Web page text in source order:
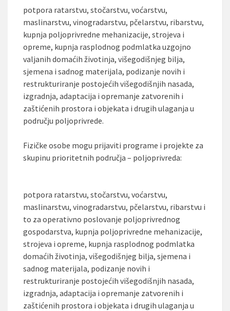
potpora ratarstvu, stočarstvu, voćarstvu,
maslinarstvu, vinogradarstvu, pčelarstvu, ribarstvu,
kupnja poljoprivredne mehanizacije, strojeva i
opreme, kupnja rasplodnog podmlatka uzgojno
valjanih domaćih životinja, višegodišnjeg bilja,
sjemena i sadnog materijala, podizanje novih i
restrukturiranje postojećih višegodišnjih nasada,
izgradnja, adaptacija i opremanje zatvorenih i
zaštićenih prostora i objekata i drugih ulaganja u
području poljoprivrede.
Fizičke osobe mogu prijaviti programe i projekte za
skupinu prioritetnih područja – poljoprivreda:
potpora ratarstvu, stočarstvu, voćarstvu,
maslinarstvu, vinogradarstvu, pčelarstvu, ribarstvu i
to za operativno poslovanje poljoprivrednog
gospodarstva, kupnja poljoprivredne mehanizacije,
strojeva i opreme, kupnja rasplodnog podmlatka
domaćih životinja, višegodišnjeg bilja, sjemena i
sadnog materijala, podizanje novih i
restrukturiranje postojećih višegodišnjih nasada,
izgradnja, adaptacija i opremanje zatvorenih i
zaštićenih prostora i objekata i drugih ulaganja u